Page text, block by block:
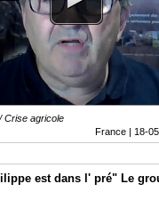
Crise agricole
France | 18-
est dans l' pré" Le